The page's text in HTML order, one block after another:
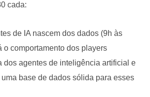
cada:
de IA nascem dos dados (9h às
o comportamento dos players
dos agentes de inteligência artificial e
base de dados sólida para esses